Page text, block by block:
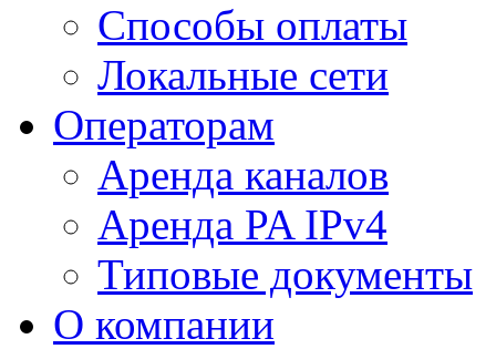
Способы оплаты
Локальные сети
Операторам
Аренда каналов
Аренда PA IPv4
Типовые документы
О компании